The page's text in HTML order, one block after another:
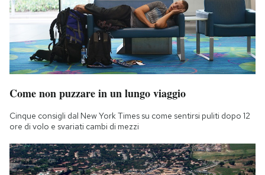
Come non puzzare in un lungo viaggio
Cinque consigli dal New York Times su come sentirsi puliti dopo 12
ore di volo e svariati cambi di mezzi